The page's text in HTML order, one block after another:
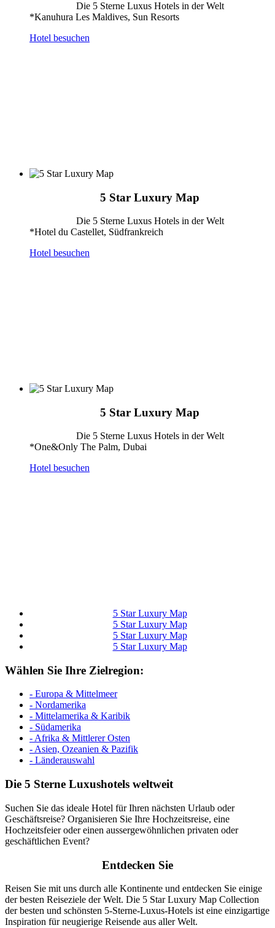
Die 5 Sterne Luxus Hotels in der Welt
*Kanuhura Les Maldives, Sun Resorts
Hotel besuchen
5 Star Luxury Map
Die 5 Sterne Luxus Hotels in der Welt
*Hotel du Castellet, Südfrankreich
Hotel besuchen
5 Star Luxury Map
Die 5 Sterne Luxus Hotels in der Welt
*One&Only The Palm, Dubai
Hotel besuchen
5 Star Luxury Map
5 Star Luxury Map
5 Star Luxury Map
5 Star Luxury Map
Wählen Sie Ihre Zielregion:
- Europa & Mittelmeer
- Nordamerika
- Mittelamerika & Karibik
- Südamerika
- Afrika & Mittlerer Osten
- Asien, Ozeanien & Pazifik
- Länderauswahl
Die 5 Sterne Luxushotels weltweit
Suchen Sie das ideale Hotel für Ihren nächsten Urlaub oder
Geschäftsreise? Organisieren Sie Ihre Hochzeitsreise, eine
Hochzeitsfeier oder einen aussergewöhnlichen privaten oder
geschäftlichen Event?
Entdecken Sie
Reisen Sie mit uns durch alle Kontinente und entdecken Sie einige
der besten Reiseziele der Welt. Die 5 Star Luxury Map Collection
der besten und schönsten 5-Sterne-Luxus-Hotels ist eine einzigartige
Inspiration für neugierige Reisende aus aller Welt.